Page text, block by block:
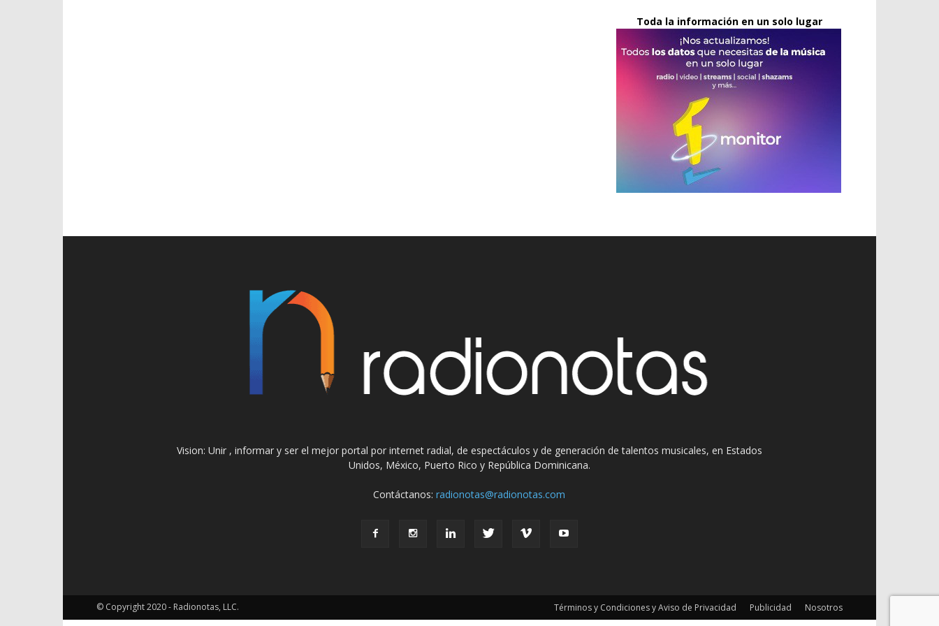
Toda la información en un solo lugar
Vision: Unir , informar y ser el mejor portal por internet radial, de espectáculos y de generación de talentos musicales, en Estados
Unidos, México, Puerto Rico y República Dominicana.
Contáctanos:radionotas@radionotas.com
Términos y Condiciones y Aviso de Privacidad Publicidad Nosotros
© Copyright 2020 - Radionotas, LLC.